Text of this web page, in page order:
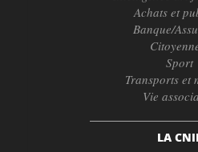
Achats et
Banque/
Sport
Transports et
Vie
LA